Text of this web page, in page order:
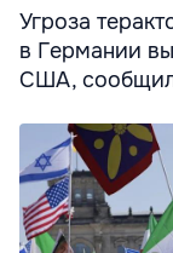
Угроза
в Германии
США,